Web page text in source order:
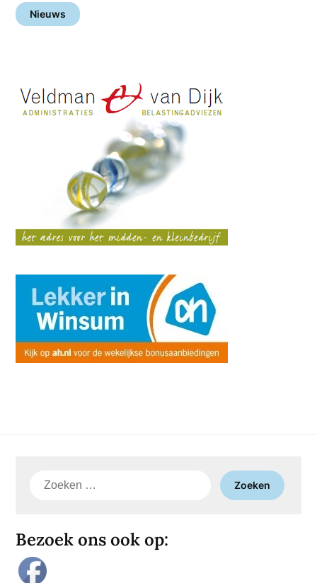
Nieuws
Zoeken
Bezoek ons ook op: